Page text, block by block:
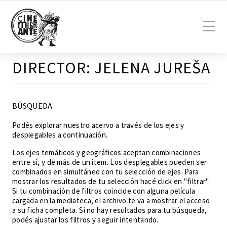
DIRECTOR: JELENA JUREŠA
BÚSQUEDA
Podés explorar nuestro acervo a través de los ejes y
desplegables a continuación.
Los ejes temáticos y geográficos aceptan combinaciones
entre sí, y de más de un ítem. Los desplegables pueden ser
combinados en simultáneo con tu selección de ejes. Para
mostrar los resultados de tu selección hacé click en "filtrar".
Si tu combinación de filtros coincide con alguna película
cargada en la mediateca, el archivo te va a mostrar el acceso
a su ficha completa. Si no hay resultados para tu búsqueda,
podés ajustar los filtros y seguir intentando.